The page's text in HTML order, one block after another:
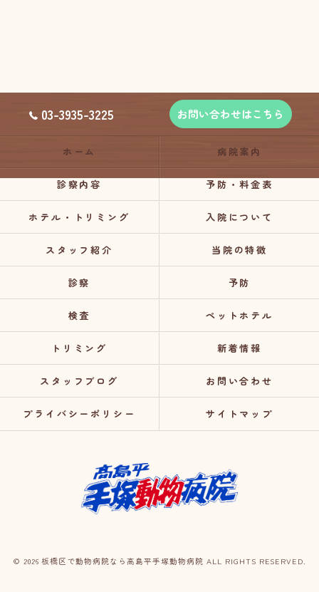
03-3935-3225 お問い合わせはこちら
ホーム 病院案内
診察内容 予防・料金表
ホテル・トリミング 入院について
スタッフ紹介 当院の特徴
診察 予防
検査 ペットホテル
トリミング 新着情報
スタッフブログ お問い合わせ
プライバシーポリシー サイトマップ
© 2026 板橋区で動物病院なら高島平手塚動物病院 ALL RIGHTS RESERVED.